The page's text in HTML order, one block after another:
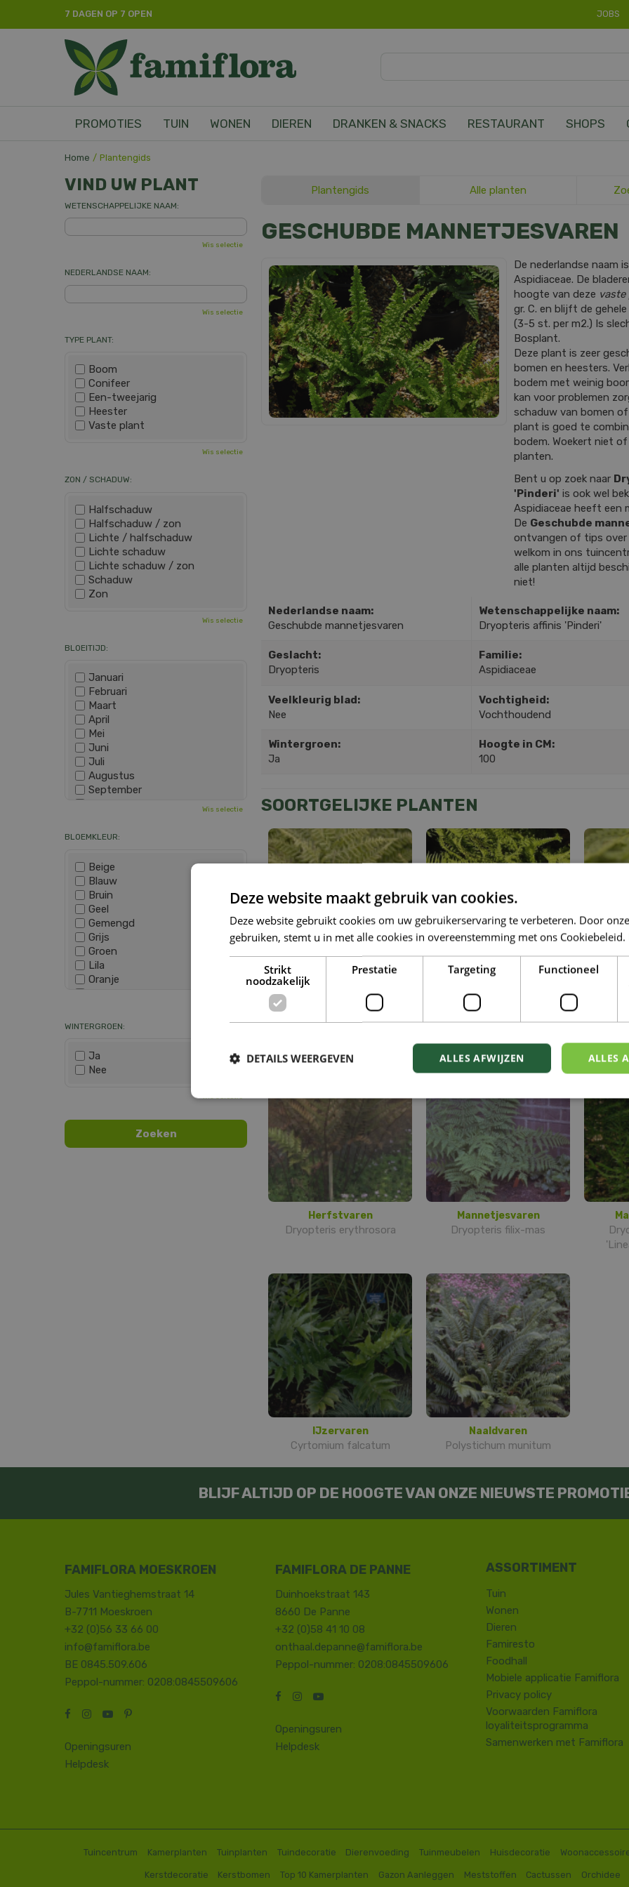
Home Plantengids
7 DAGEN OP 7 OPEN JOBS
PROMOTIES TUIN WONEN DIEREN DRANKEN & SNACKS RESTAURANT SHOPS
Plantengids Alle planten
GESCHUBDE MANNETJESVAREN
De nederlandse naam is
Aspidiaceae. De
hoogte van deze
gr. C. en blijft de
(3-5 st. per m2.) Is
Bosplant.
Deze plant is zeer
bomen en heesters.
bodem met weinig
kan voor problemen
schaduw van bomen
plant is goed te
bodem. Woekert niet
planten.
Bent u op zoek naar
'Pinderi' is ook wel
Aspidiaceae heeft een
De Geschubde
ontvangen of tips over
welkom in ons
alle planten altijd
niet!
Nederlandse naam:
Geschubde mannetjesvaren
Wetenschappelijke naam:
Dryopteris affinis 'Pinderi'
Geslacht:
Dryopteris
Familie:
Aspidiaceae
Veelkleurig blad:
Nee
Vochtigheid:
Vochthoudend
Wintergroen:
Ja
Hoogte in CM:
100
SOORTGELIJKE PLANTEN
Brede stekelvaren
Dryopteris dilatata
mannetjesvaren
Dryopteris affinis 'The
Herfstvaren
Dryopteris erythrosora
Mannetjesvaren
Dryopteris filix-mas
IJzervaren
Cyrtomium falcatum
Naaldvaren
Polystichum munitum
VIND UW PLANT
WETENSCHAPPELIJKE NAAM:
Wis selectie
NEDERLANDSE NAAM:
Wis selectie
TYPE PLANT:
Boom
Conifeer
Een-tweejarig
Heester
Vaste plant
Wis selectie
ZON / SCHADUW:
Halfschaduw
Halfschaduw / zon
Lichte / halfschaduw
Lichte schaduw
Lichte schaduw / zon
Schaduw
Zon
Wis selectie
BLOEITIJD:
Januari
Februari
Maart
April
Mei
Juni
Juli
Augustus
September
December
Wis selectie
BLOEMKLEUR:
Beige
Blauw
Bruin
Geel
Gemengd
Grijs
Groen
Lila
Oranje
Roze
Zwart
WINTERGROEN:
Ja
Nee
Wis selectie
BLIJF ALTIJD OP DE HOOGTE VAN ONZE NIEUWSTE
FAMIFLORA MOESKROEN
Jules Vantieghemstraat 14
B-7711 Moeskroen
+32 (0)56 33 66 00
info@famiflora.be
BE 0845.509.606
Peppol-nummer: 0208:0845509606
Openingsuren
Helpdesk
FAMIFLORA DE PANNE
Duinhoekstraat 143
8660 De Panne
+32 (0)58 41 10 08
onthaal.depanne@famiflora.be
Peppol-nummer: 0208:0845509606
Openingsuren
Helpdesk
Tuin
Wonen
Dieren
Famiresto
Foodhall
Mobiele applicatie Famiflora
Privacy policy
Voorwaarden Famiflora
loyaliteitsprogramma
Samenwerken met Famiflora
Tuincentrum Kamerplanten Tuinplanten Tuindecoratie Dierenvoeding Tuinmeubelen Huisdecoratie
Kerstdecoratie Kerstbomen Top 10 Kamerplanten Gazon Aanleggen Meststoffen Cactussen Orchidee
Deze website maakt gebruik van cookies.
Deze website gebruikt cookies om uw gebruikerservaring te verbeteren. Door
gebruiken, stemt u in met alle cookies in overeenstemming met ons Cookiebeleid.
Strikt
noodzakelijk
Prestatie Targeting Functioneel
ALLES
ALLES AFWIJZEN
DETAILS WEERGEVEN